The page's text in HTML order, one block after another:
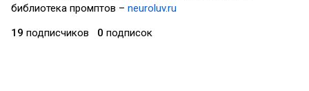
библиотека промптов – neuroluv.ru
19 подписчиков 0 подписок